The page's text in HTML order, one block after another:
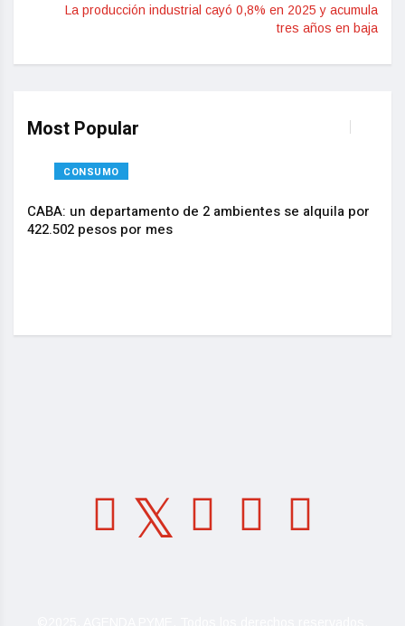
La producción industrial cayó 0,8% en 2025 y acumula
tres años en baja
Most Popular
CONSUMO
CABA: un departamento de 2 ambientes se alquila por
422.502 pesos por mes